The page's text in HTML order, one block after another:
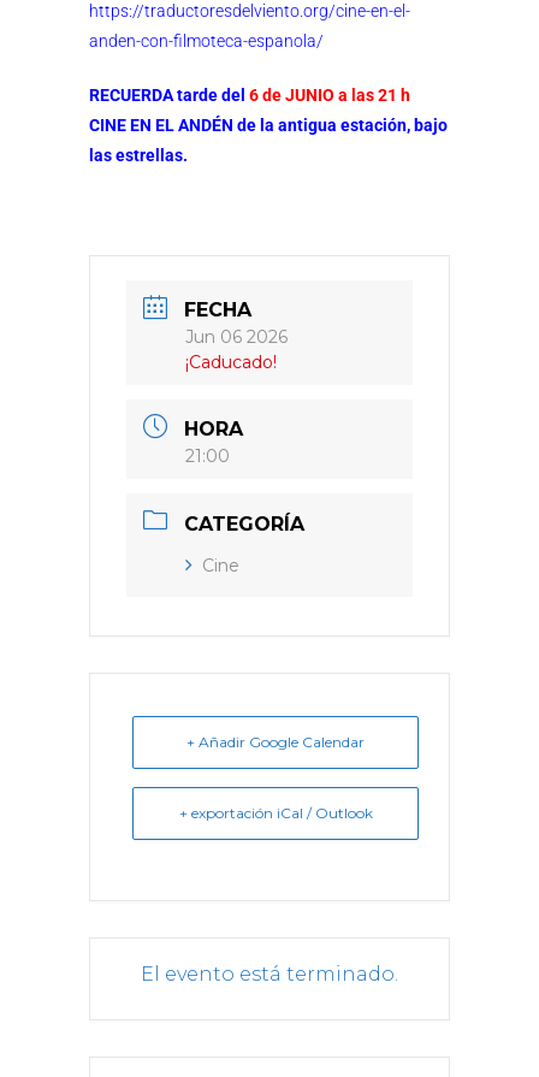
https://traductoresdelviento.org/cine-en-el-
anden-con-filmoteca-espanola/
RECUERDA tarde del 6 de JUNIO a las 21 h
CINE EN EL ANDÉN de la antigua estación, bajo
las estrellas.
FECHA
Jun 06 2026
¡Caducado!
HORA
21:00
CATEGORÍA
Cine
+ Añadir Google Calendar
+ exportación iCal / Outlook
El evento está terminado.